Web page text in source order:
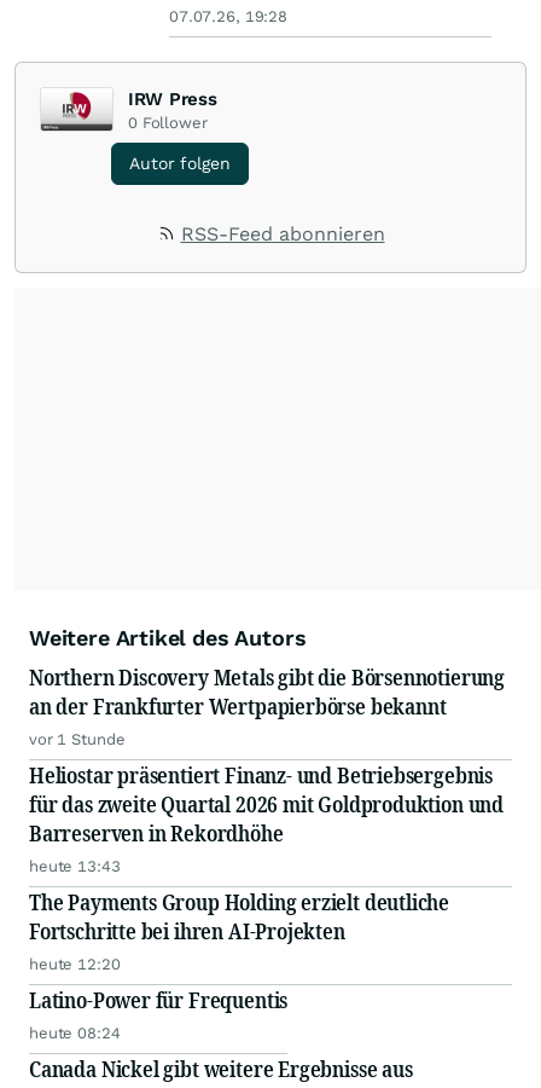
07.07.26, 19:28
IRW Press
0 Follower
Autor folgen
RSS-Feed abonnieren
Weitere Artikel des Autors
Northern Discovery Metals gibt die Börsennotierung
an der Frankfurter Wertpapierbörse bekannt
vor 1 Stunde
Heliostar präsentiert Finanz- und Betriebsergebnis
für das zweite Quartal 2026 mit Goldproduktion und
Barreserven in Rekordhöhe
heute 13:43
The Payments Group Holding erzielt deutliche
Fortschritte bei ihren AI-Projekten
heute 12:20
Latino-Power für Frequentis
heute 08:24
Canada Nickel gibt weitere Ergebnisse aus